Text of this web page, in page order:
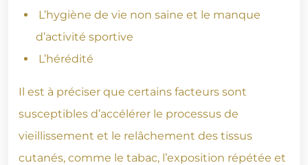
L’hygiène de vie non saine et le manque
d’activité sportive
L’hérédité
Il est à préciser que certains facteurs sont
susceptibles d’accélérer le processus de
vieillissement et le relâchement des tissus
cutanés, comme le tabac, l’exposition répétée et